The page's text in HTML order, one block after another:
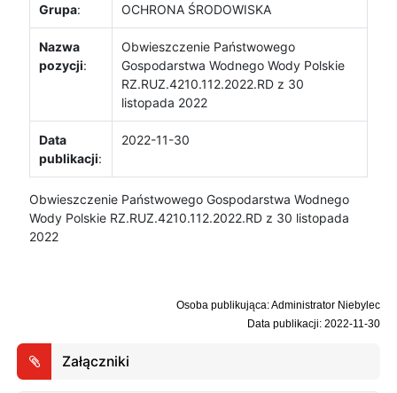
Grupa: OCHRONA ŚRODOWISKA
Nazwa
pozycji:
Obwieszczenie Państwowego
Gospodarstwa Wodnego Wody Polskie
RZ.RUZ.4210.112.2022.RD z 30
listopada 2022
Data
publikacji:
2022-11-30
Obwieszczenie Państwowego Gospodarstwa Wodnego
Wody Polskie RZ.RUZ.4210.112.2022.RD z 30 listopada
2022
Osoba publikująca: Administrator Niebylec
Data publikacji: 2022-11-30
Załączniki